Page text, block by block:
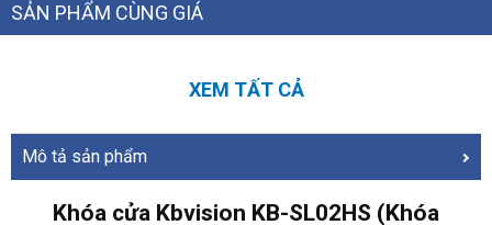
SẢN PHẨM CÙNG GIÁ
XEM TẤT CẢ
Mô tả sản phẩm
Khóa cửa Kbvision KB-SL02HS (Khóa